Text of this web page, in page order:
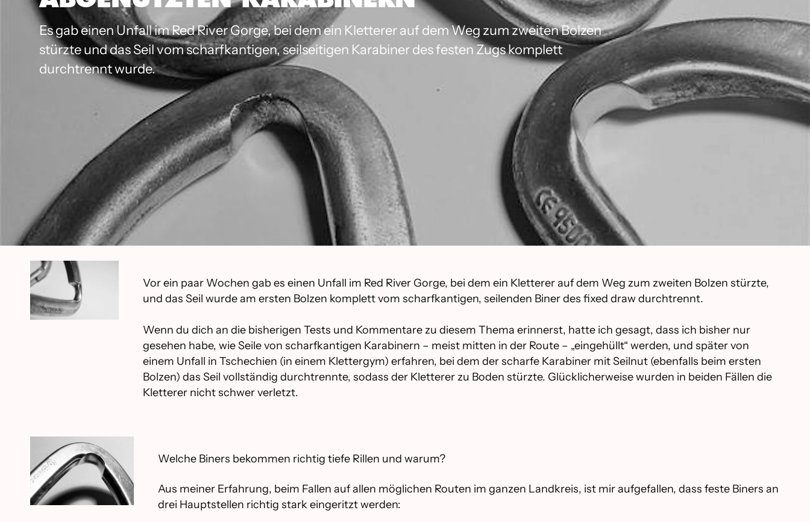
Es gab einen Unfall im Red River Gorge, bei dem ein Kletterer auf dem Weg zum zweiten Bolzen
stürzte und das Seil vom scharfkantigen, seilseitigen Karabiner des festen Zugs komplett
durchtrennt wurde.
Vor ein paar Wochen gab es einen Unfall im Red River Gorge, bei dem ein Kletterer auf dem Weg zum zweiten Bolzen stürzte,
und das Seil wurde am ersten Bolzen komplett vom scharfkantigen, seilenden Biner des fixed draw durchtrennt.
Wenn du dich an die bisherigen Tests und Kommentare zu diesem Thema erinnerst, hatte ich gesagt, dass ich bisher nur
gesehen habe, wie Seile von scharfkantigen Karabinern – meist mitten in der Route – „eingehüllt“ werden, und später von
einem Unfall in Tschechien (in einem Klettergym) erfahren, bei dem der scharfe Karabiner mit Seilnut (ebenfalls beim ersten
Bolzen) das Seil vollständig durchtrennte, sodass der Kletterer zu Boden stürzte. Glücklicherweise wurden in beiden Fällen die
Kletterer nicht schwer verletzt.
Welche Biners bekommen richtig tiefe Rillen und warum?
Aus meiner Erfahrung, beim Fallen auf allen möglichen Routen im ganzen Landkreis, ist mir aufgefallen, dass feste Biners an
drei Hauptstellen richtig stark eingeritzt werden: